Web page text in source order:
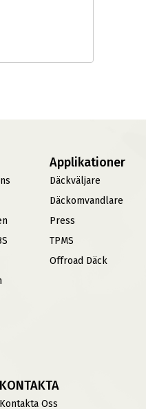
Applikationer
Däckväljare
Däckomvandlare
Press
TPMS
Offroad Däck
KONTAKTA
Kontakta Oss